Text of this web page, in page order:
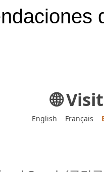
🌐
English Français